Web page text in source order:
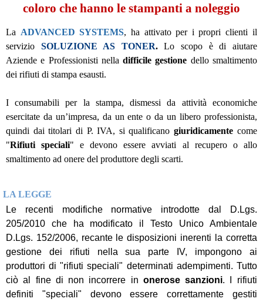
coloro che hanno le stampanti a noleggio
La ADVANCED SYSTEMS, ha attivato per i propri clienti il
servizio SOLUZIONE AS TONER.Lo scopo è di aiutare
Aziende e Professionisti nella difficile gestione dello smaltimento
dei rifiuti di stampa esausti.
I consumabili per la stampa, dismessi da attività economiche
esercitate da un’impresa, da un ente o da un libero professionista,
quindi dai titolari di P. IVA, si qualificanogiuridicamente come
"Rifiuti speciali" e devono essere avviati al recupero o allo
smaltimento ad onere del produttore degli scarti.
LA LEGGE
Le recenti modifiche normative introdotte dal D.Lgs.
205/2010 che ha modificato il Testo Unico Ambientale
D.Lgs. 152/2006, recante le disposizioni inerenti la corretta
gestione dei rifiuti nella sua parte IV, impongono ai
produttori di "rifiuti speciali" determinati adempimenti. Tutto
ciò al fine di non incorrere in onerose sanzioni. I rifiuti
definiti "speciali" devono essere correttamente gestiti